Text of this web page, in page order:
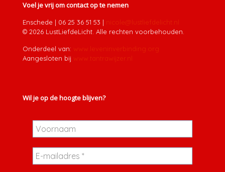
Voel je vrij om contact op te nemen
Enschede | 06 25 36 51 53 | nicole@lustliefdelicht.nl
© 2026 LustLiefdeLicht. Alle rechten voorbehouden.
Onderdeel van: www.leveninverbinding.org
Aangesloten bij www.tantrawijzer.nl
Wil je op de hoogte blijven?